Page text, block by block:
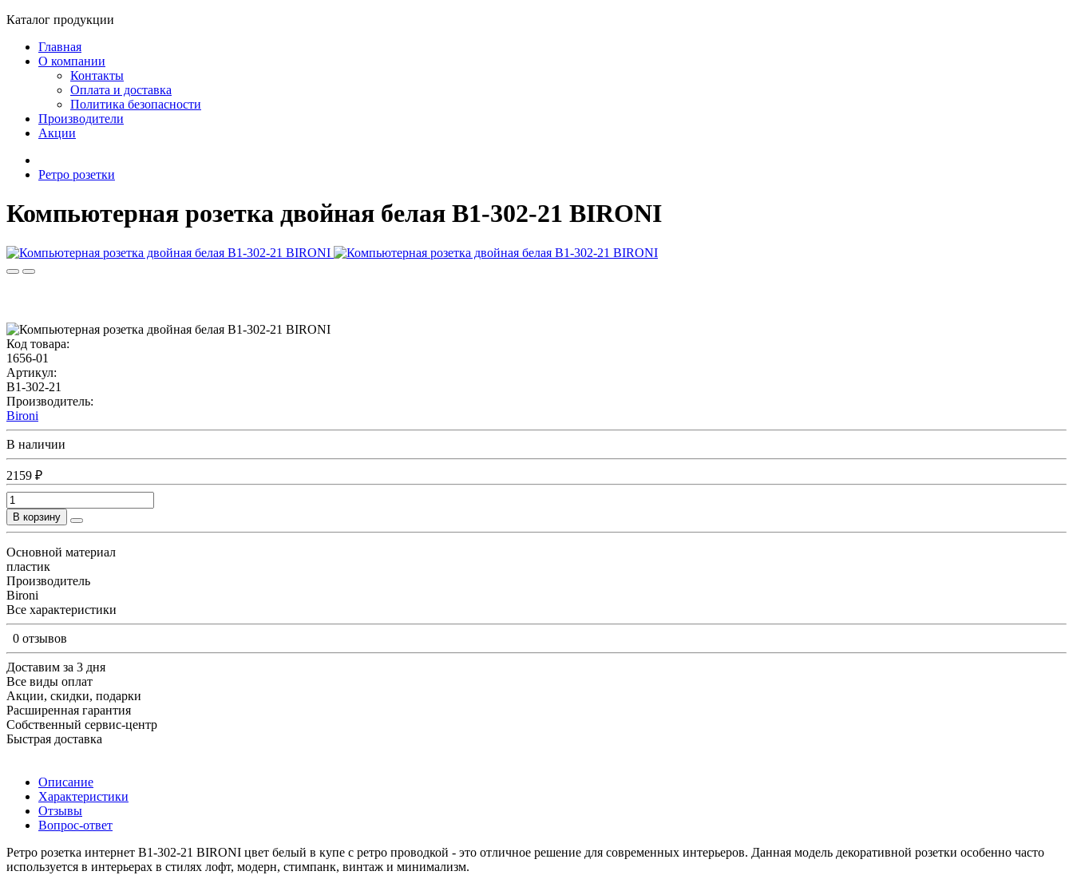
Каталог продукции
Главная
О компании
Контакты
Оплата и доставка
Политика безопасности
Производители
Акции
Ретро розетки
Компьютерная розетка двойная белая B1-302-21 BIRONI
Код товара:
1656-01
Артикул:
B1-302-21
Производитель:
Bironi
В наличии
2159 ₽
В корзину
Основной материал
пластик
Производитель
Bironi
Все характеристики
0 отзывов
Доставим за 3 дня
Все виды оплат
Акции, скидки, подарки
Расширенная гарантия
Собственный сервис-центр
Быстрая доставка
Описание
Характеристики
Отзывы
Вопрос-ответ
Ретро розетка интернет В1-302-21 BIRONI цвет белый в купе с ретро проводкой - это отличное решение для современных интерьеров. Данная модель декоративной розетки особенно часто
используется в интерьерах в стилях лофт, модерн, стимпанк, винтаж и минимализм.